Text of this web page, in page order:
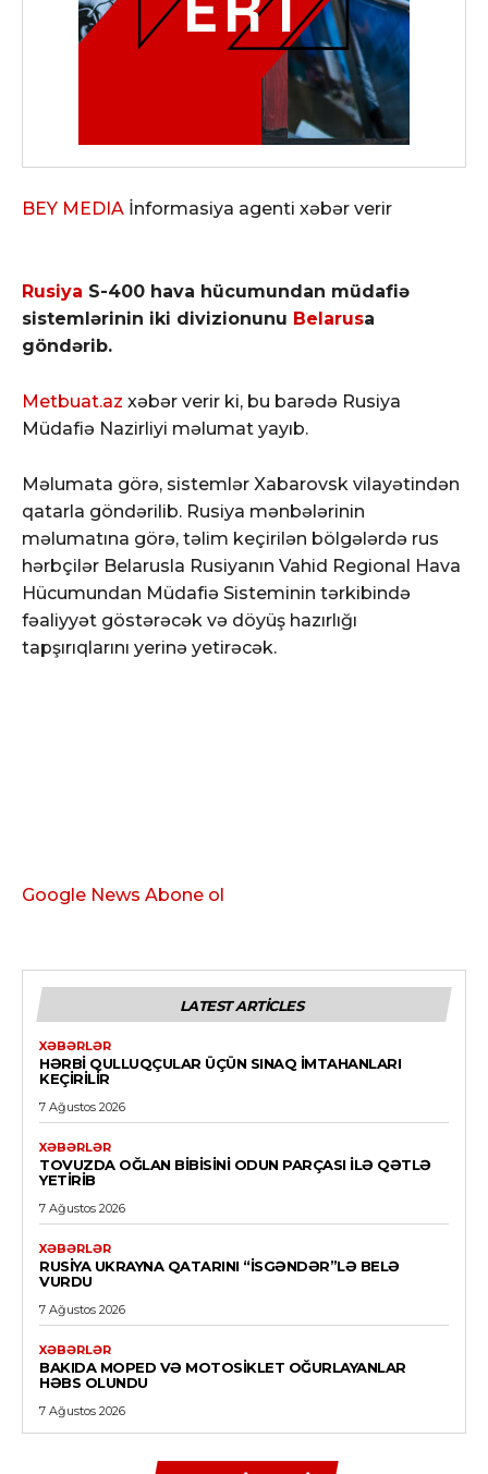
BEY MEDIA İnformasiya agenti xəbər verir
Rusiya S-400 hava hücumundan müdafiə
sistemlərinin iki divizionunu Belarusa
göndərib.
Metbuat.az xəbər verir ki, bu barədə Rusiya
Müdafiə Nazirliyi məlumat yayıb.
Məlumata görə, sistemlər Xabarovsk vilayətindən
qatarla göndərilib. Rusiya mənbələrinin
məlumatına görə, təlim keçirilən bölgələrdə rus
hərbçilər Belarusla Rusiyanın Vahid Regional Hava
Hücumundan Müdafiə Sisteminin tərkibində
fəaliyyət göstərəcək və döyüş hazırlığı
tapşırıqlarını yerinə yetirəcək.
Google News Abone ol
LATEST ARTICLES
XƏBƏRLƏR
HƏRBI QULLUQÇULAR ÜÇÜN SINAQ IMTAHANLARI
KEÇIRILIR
7 Ağustos 2026
XƏBƏRLƏR
TOVUZDA OĞLAN BIBISINI ODUN PARÇASI ILƏ QƏTLƏ
YETIRIB
7 Ağustos 2026
XƏBƏRLƏR
RUSIYA UKRAYNA QATARINI “İSGƏNDƏR”LƏ BELƏ
VURDU
7 Ağustos 2026
XƏBƏRLƏR
BAKIDA MOPED VƏ MOTOSIKLET OĞURLAYANLAR
HƏBS OLUNDU
7 Ağustos 2026